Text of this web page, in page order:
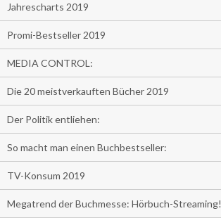
Jahrescharts 2019
Promi-Bestseller 2019
MEDIA CONTROL:
Die 20 meistverkauften Bücher 2019
Der Politik entliehen:
So macht man einen Buchbestseller:
TV-Konsum 2019
Megatrend der Buchmesse: Hörbuch-Streaming!